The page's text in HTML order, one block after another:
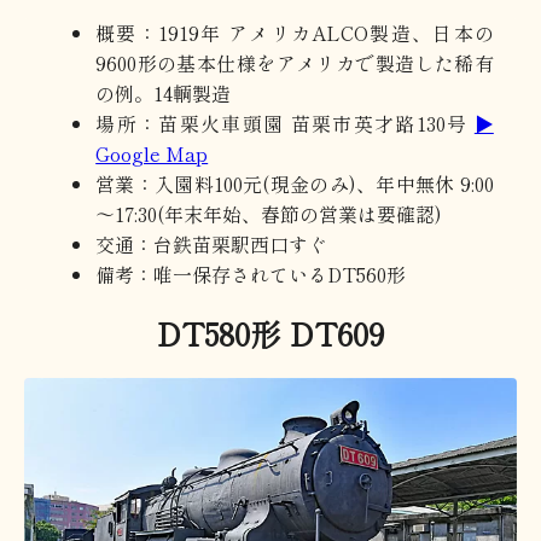
概要：1919年 アメリカALCO製造、日本の
9600形の基本仕様をアメリカで製造した稀有
の例。14輌製造
場所：苗栗火車頭園 苗栗市英才路130号 ▶
Google Map
営業：入園料100元(現金のみ)、年中無休 9:00
～17:30(年末年始、春節の営業は要確認)
交通：台鉄苗栗駅西口すぐ
備考：唯一保存されているDT560形
DT580形 DT609